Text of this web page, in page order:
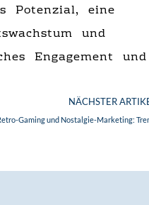
Potenzial, eine
und
Engagement und
NÄCHSTER